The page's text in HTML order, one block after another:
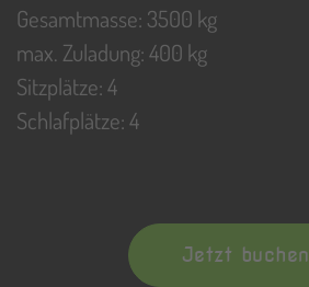
Gesamtmasse: 3500 kg
max. Zuladung: 400 kg
Sitzplätze: 4
Schlafplätze: 4
Jetzt buchen